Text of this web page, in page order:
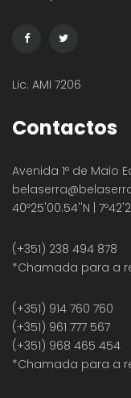
Lic. AMI 7206
Contactos
Avenida 1º de Maio
belaserra
40º25'00.54''N |
(+351) 238 494 878
*Chamada para a
(+351) 914 760 760
(+351) 961 777 567
(+351) 968 465 454
*Chamada para a